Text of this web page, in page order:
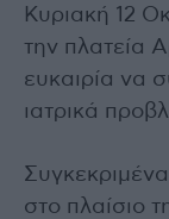
Κυριακή 12
την πλατεία
ευκαιρία να
ιατρικά
στο πλαίσιο